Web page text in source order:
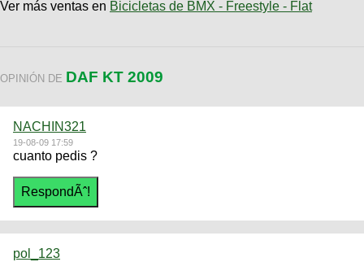
Ver más ventas en Bicicletas de BMX - Freestyle - Flat
OPINIÓN DE DAF KT 2009
NACHIN321
19-08-09 17:59
cuanto pedis ?
pol_123